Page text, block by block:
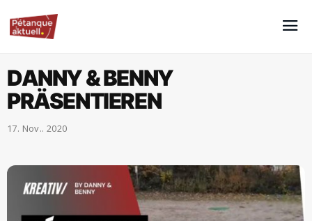
DANNY & BENNY
PRÄSENTIEREN
17. Nov.. 2020